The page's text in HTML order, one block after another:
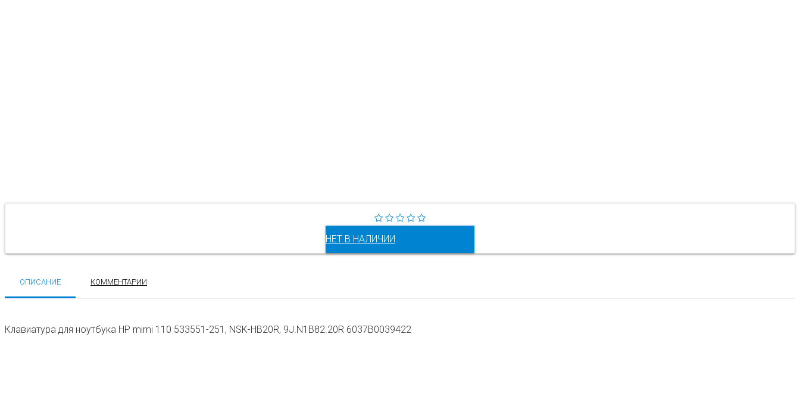
НЕТ В НАЛИЧИИ
ОПИСАНИЕ КОММЕНТАРИИ
Клавиатура для ноутбука HP mimi 110 533551-251, NSK-HB20R, 9J.N1B82.20R 6037B0039422